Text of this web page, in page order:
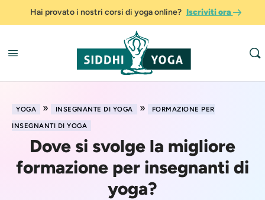
Hai provato i nostri corsi di yoga online? Iscriviti ora
YOGA » INSEGNANTE DI YOGA »
FORMAZIONE PER
INSEGNANTI DI YOGA
Dove si svolge la migliore
formazione per insegnanti di
yoga?